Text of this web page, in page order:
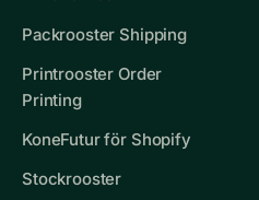
Packrooster Shipping
Printrooster Order
Printing
KoneFutur för Shopify
Stockrooster